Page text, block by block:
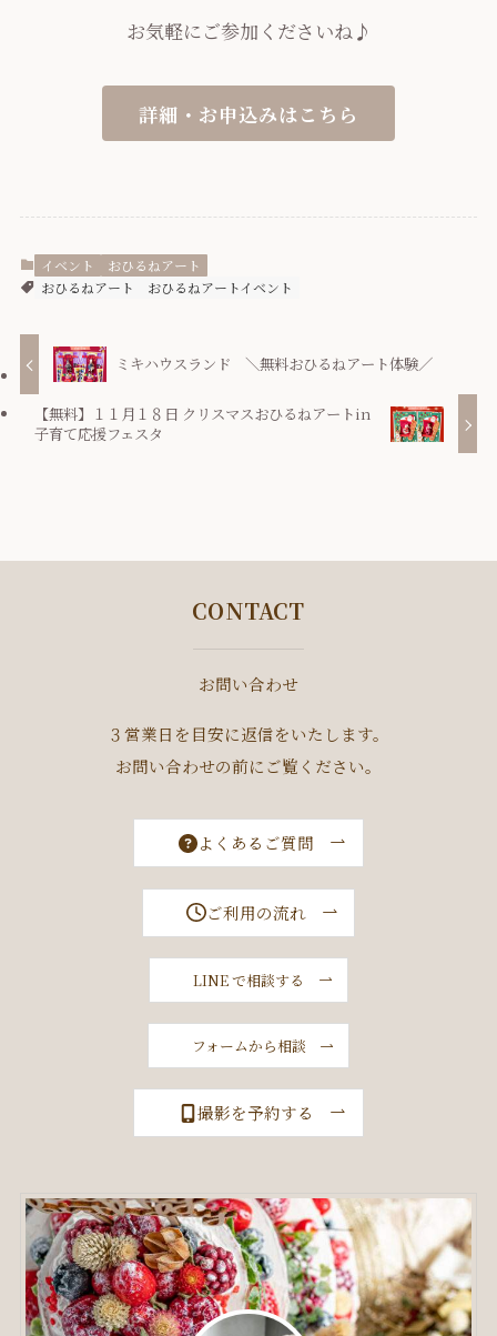
お気軽にご参加くださいね♪
詳細・お申込みはこちら
イベント
おひるねアート
おひるねアート
おひるねアートイベント
ミキハウスランド ＼無料おひるねアート体験／
【無料】１１月１８日 クリスマスおひるねアートin
子育て応援フェスタ
CONTACT
お問い合わせ
３営業日を目安に返信をいたします。
お問い合わせの前にご覧ください。
よくあるご質問
ご利用の流れ
LINE で相談する
フォームから相談
撮影を予約する